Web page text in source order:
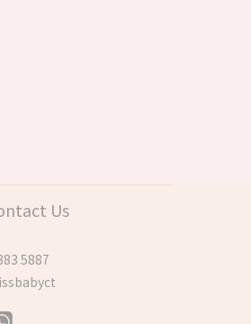
Us
5887